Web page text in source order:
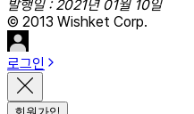
발행일 : 2021년 01월 10일
© 2013 Wishket Corp.
로그인